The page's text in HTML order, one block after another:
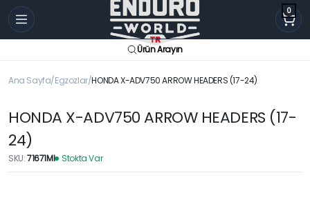
0
Ürün Arayın
Ana Sayfa Egzozlar HONDA X-ADV750 ARROW HEADERS (17-24)
HONDA X-ADV750 ARROW HEADERS (17-
24)
SKU:71671MI Stokta Var